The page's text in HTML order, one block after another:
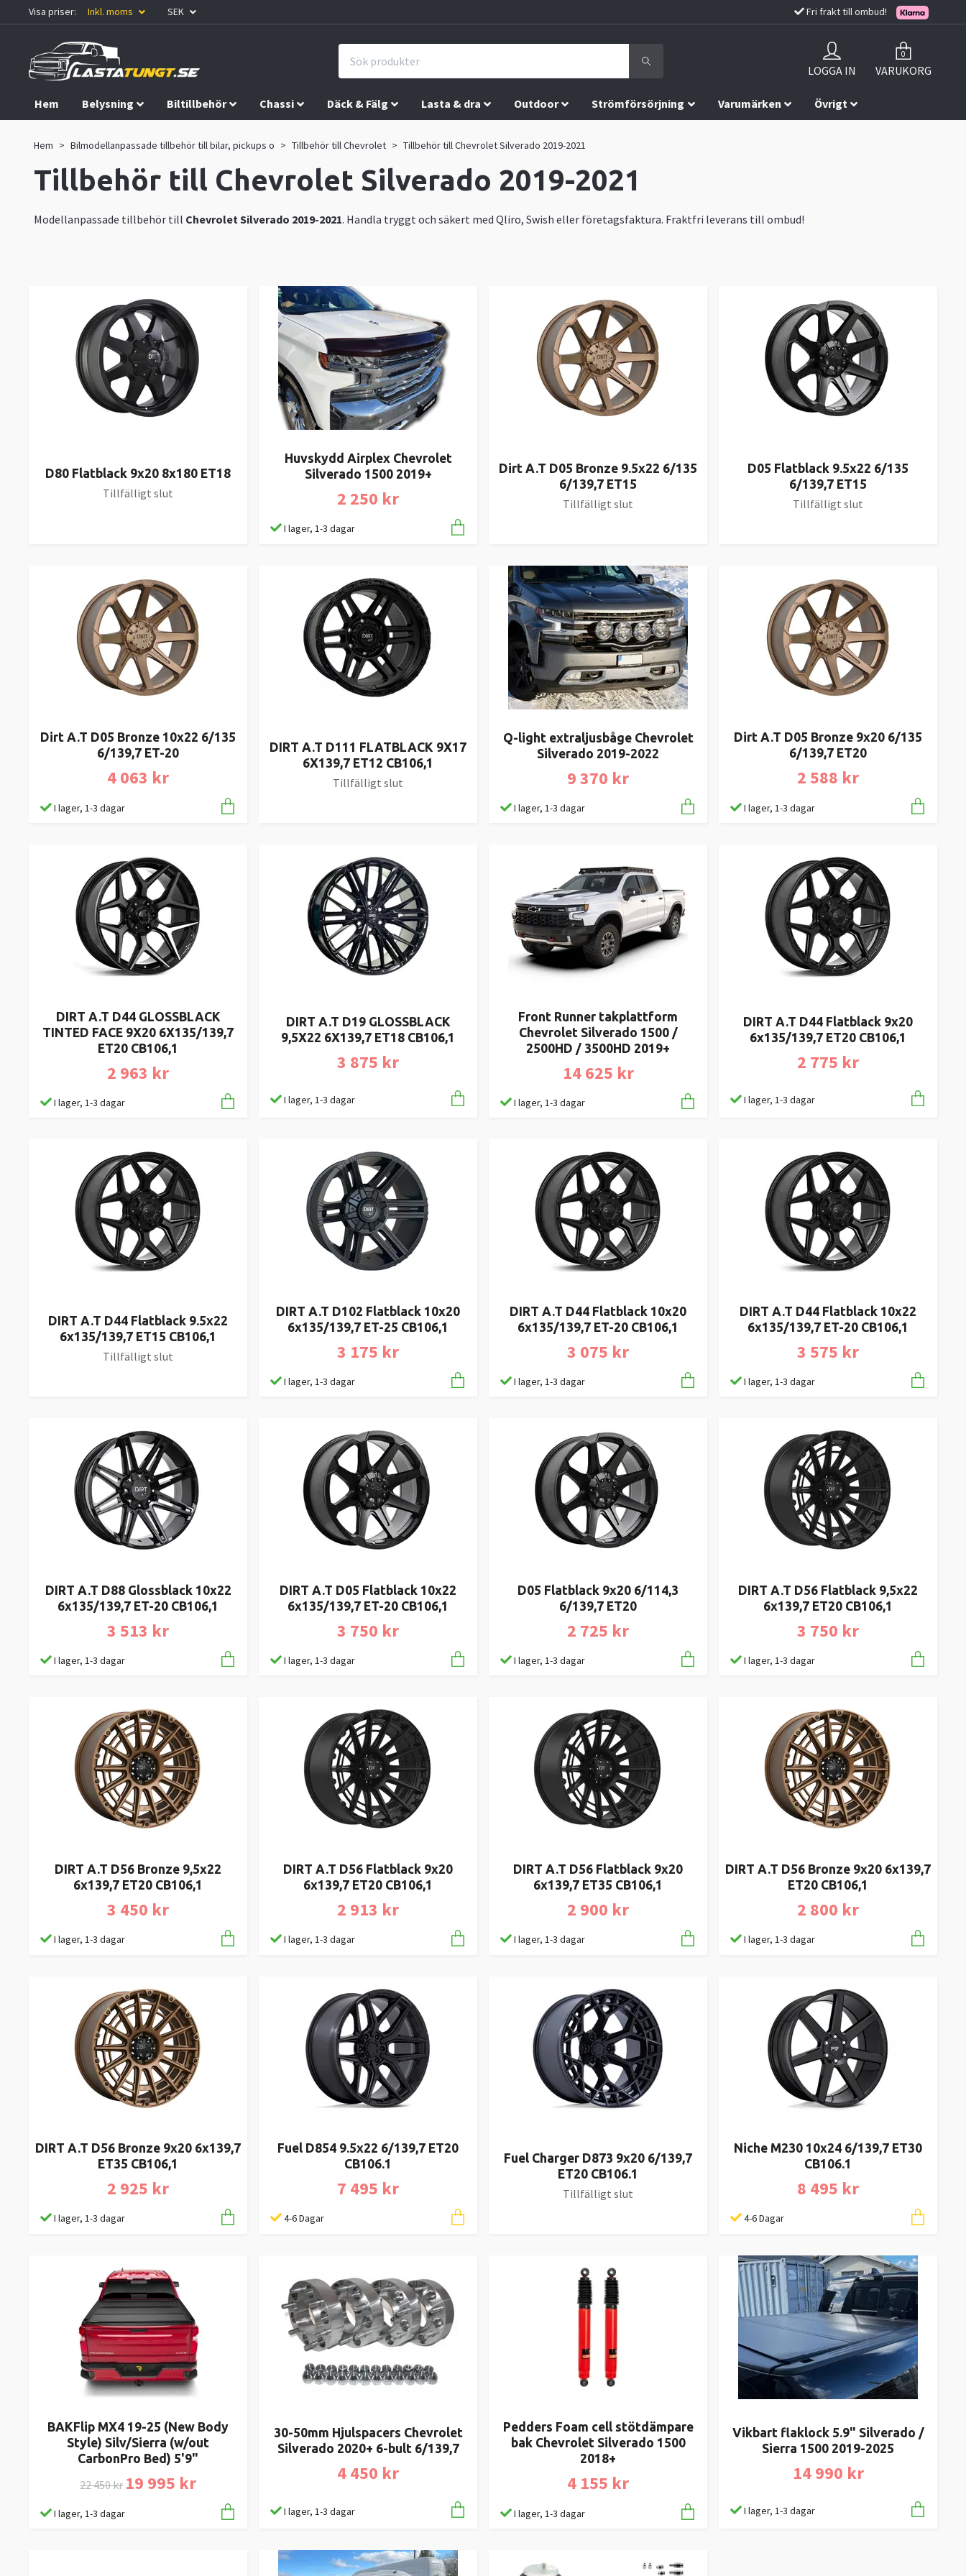
Visa priser: Inkl. moms SEK Fri frakt till ombud!
LOGGA IN
0
VARUKORG
Hem Belysning Biltillbehör Chassi Däck & Fälg Lasta & dra Outdoor Strömförsörjning Varumärken Övrigt
Hem Bilmodellanpassade tillbehör till bilar, pickups o Tillbehör till Chevrolet Tillbehör till Chevrolet Silverado 2019-2021
Tillbehör till Chevrolet Silverado 2019-2021
Modellanpassade tillbehör till Chevrolet Silverado 2019-2021. Handla tryggt och säkert med Qliro, Swish eller företagsfaktura. Fraktfri leverans till ombud!
D80 Flatblack 9x20 8x180 ET18
Tillfälligt slut
Huvskydd Airplex Chevrolet
Silverado 1500 2019+
2 250 kr
I lager, 1-3 dagar
Dirt A.T D05 Bronze 9.5x22 6/135
6/139,7 ET15
Tillfälligt slut
D05 Flatblack 9.5x22 6/135
6/139,7 ET15
Tillfälligt slut
Dirt A.T D05 Bronze 10x22 6/135
6/139,7 ET-20
4 063 kr
I lager, 1-3 dagar
DIRT A.T D111 FLATBLACK 9X17
6X139,7 ET12 CB106,1
Tillfälligt slut
Q-light extraljusbåge Chevrolet
Silverado 2019-2022
9 370 kr
I lager, 1-3 dagar
Dirt A.T D05 Bronze 9x20 6/135
6/139,7 ET20
2 588 kr
I lager, 1-3 dagar
DIRT A.T D44 GLOSSBLACK
TINTED FACE 9X20 6X135/139,7
ET20 CB106,1
2 963 kr
I lager, 1-3 dagar
DIRT A.T D19 GLOSSBLACK
9,5X22 6X139,7 ET18 CB106,1
3 875 kr
I lager, 1-3 dagar
Front Runner takplattform
Chevrolet Silverado 1500 /
2500HD / 3500HD 2019+
14 625 kr
I lager, 1-3 dagar
DIRT A.T D44 Flatblack 9x20
6x135/139,7 ET20 CB106,1
2 775 kr
I lager, 1-3 dagar
DIRT A.T D44 Flatblack 9.5x22
6x135/139,7 ET15 CB106,1
Tillfälligt slut
DIRT A.T D102 Flatblack 10x20
6x135/139,7 ET-25 CB106,1
3 175 kr
I lager, 1-3 dagar
DIRT A.T D44 Flatblack 10x20
6x135/139,7 ET-20 CB106,1
3 075 kr
I lager, 1-3 dagar
DIRT A.T D44 Flatblack 10x22
6x135/139,7 ET-20 CB106,1
3 575 kr
I lager, 1-3 dagar
DIRT A.T D88 Glossblack 10x22
6x135/139,7 ET-20 CB106,1
3 513 kr
I lager, 1-3 dagar
DIRT A.T D05 Flatblack 10x22
6x135/139,7 ET-20 CB106,1
3 750 kr
I lager, 1-3 dagar
D05 Flatblack 9x20 6/114,3
6/139,7 ET20
2 725 kr
I lager, 1-3 dagar
DIRT A.T D56 Flatblack 9,5x22
6x139,7 ET20 CB106,1
3 750 kr
I lager, 1-3 dagar
DIRT A.T D56 Bronze 9,5x22
6x139,7 ET20 CB106,1
3 450 kr
I lager, 1-3 dagar
DIRT A.T D56 Flatblack 9x20
6x139,7 ET20 CB106,1
2 913 kr
I lager, 1-3 dagar
DIRT A.T D56 Flatblack 9x20
6x139,7 ET35 CB106,1
2 900 kr
I lager, 1-3 dagar
DIRT A.T D56 Bronze 9x20 6x139,7
ET20 CB106,1
2 800 kr
I lager, 1-3 dagar
DIRT A.T D56 Bronze 9x20 6x139,7
ET35 CB106,1
2 925 kr
I lager, 1-3 dagar
Fuel D854 9.5x22 6/139,7 ET20
CB106.1
7 495 kr
4-6 Dagar
Fuel Charger D873 9x20 6/139,7
ET20 CB106.1
Tillfälligt slut
Niche M230 10x24 6/139,7 ET30
CB106.1
8 495 kr
4-6 Dagar
BAKFlip MX4 19-25 (New Body
Style) Silv/Sierra (w/out
CarbonPro Bed) 5'9"
22 450 kr 19 995 kr
I lager, 1-3 dagar
30-50mm Hjulspacers Chevrolet
Silverado 2020+ 6-bult 6/139,7
4 450 kr
I lager, 1-3 dagar
Pedders Foam cell stötdämpare
bak Chevrolet Silverado 1500
2018+
4 155 kr
I lager, 1-3 dagar
Vikbart flaklock 5.9" Silverado /
Sierra 1500 2019-2025
14 990 kr
I lager, 1-3 dagar